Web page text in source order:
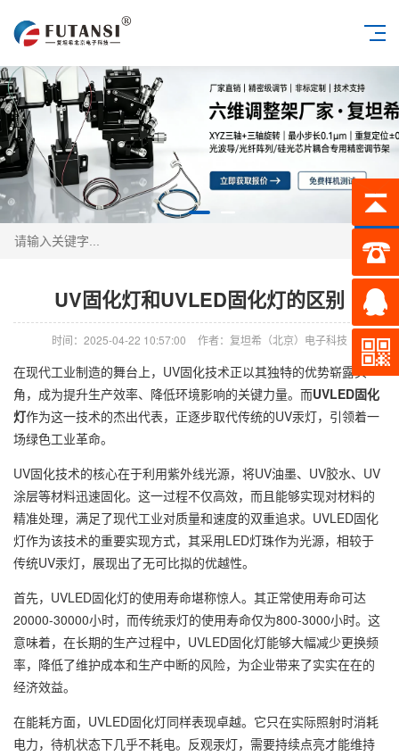
搜索
UV固化灯和UVLED固化灯的区别
时间：2025-04-22 10:57:00 作者：复坦希（北京）电子科技
在现代工业制造的舞台上，UV固化技术正以其独特的优势崭露头
角，成为提升生产效率、降低环境影响的关键力量。而UVLED固化
灯作为这一技术的杰出代表，正逐步取代传统的UV汞灯，引领着一
场绿色工业革命。
UV固化技术的核心在于利用紫外线光源，将UV油墨、UV胶水、UV
涂层等材料迅速固化。这一过程不仅高效，而且能够实现对材料的
精准处理，满足了现代工业对质量和速度的双重追求。UVLED固化
灯作为该技术的重要实现方式，其采用LED灯珠作为光源，相较于
传统UV汞灯，展现出了无可比拟的优越性。
首先，UVLED固化灯的使用寿命堪称惊人。其正常使用寿命可达
20000-30000小时，而传统汞灯的使用寿命仅为800-3000小时。这
意味着，在长期的生产过程中，UVLED固化灯能够大幅减少更换频
率，降低了维护成本和生产中断的风险，为企业带来了实实在在的
经济效益。
在能耗方面，UVLED固化灯同样表现卓越。它只在实际照射时消耗
电力，待机状态下几乎不耗电。反观汞灯，需要持续点亮才能维持